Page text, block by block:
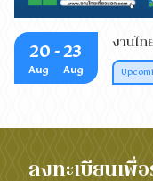
ราคาพิเศษ พบกันวัน
10.00 – 21.00 น. ณ
5 – 6 เข้าชมงานฟรี!
20 - 23
Aug Aug
งานไท
ลงทะเบียนเพื่